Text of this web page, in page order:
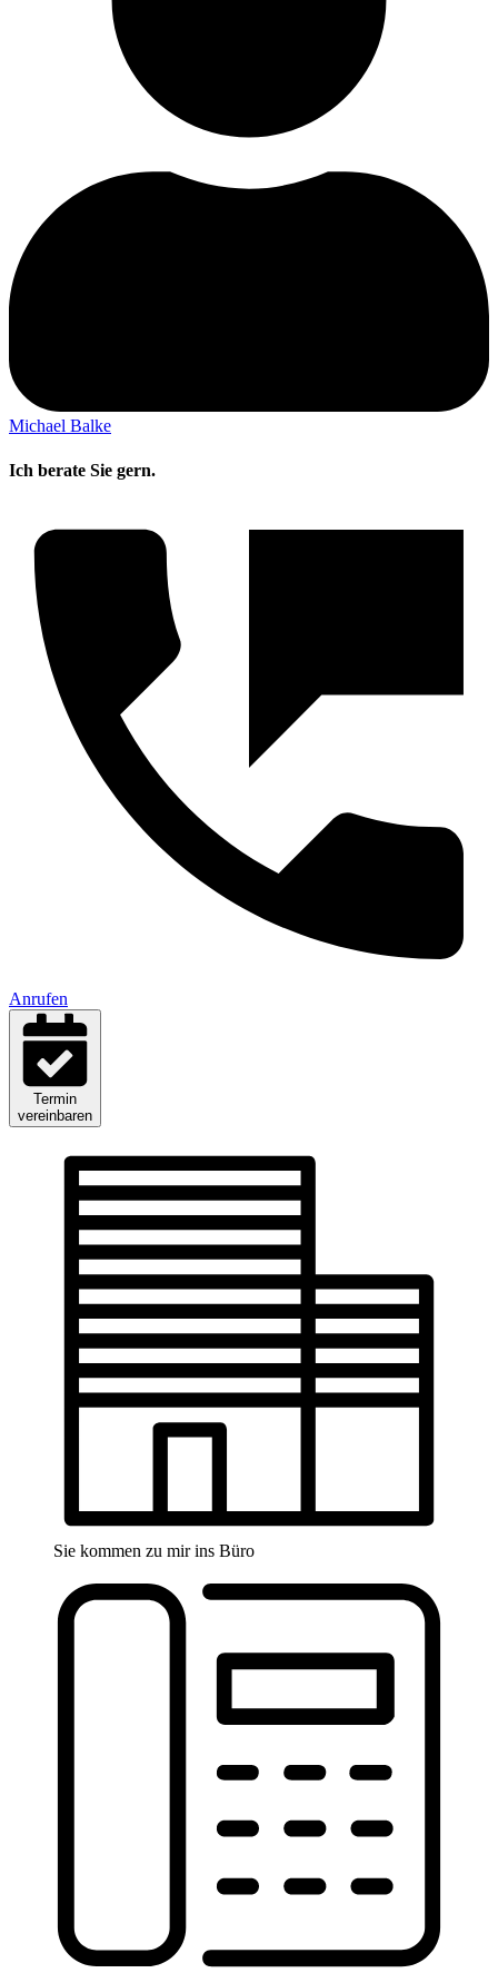
Michael Balke
Ich berate Sie gern.
Anrufen
Termin
vereinbaren
Sie kommen zu mir ins Büro